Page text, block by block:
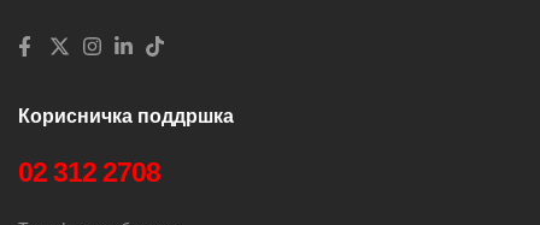
Корисничка поддршка
02 312 2708